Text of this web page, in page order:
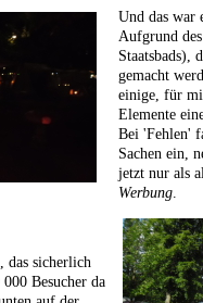
Und das war
Aufgrund
Staatsbads),
gemacht
einige, für
Elemente
Bei 'Fehlen'
Sachen ein,
jetzt nur als
Werbung.
das sicherlich
Besucher da